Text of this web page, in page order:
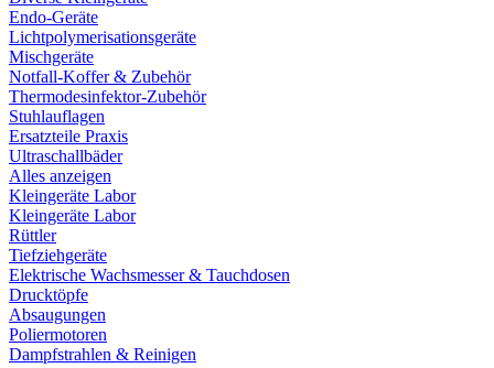
Endo-Geräte
Lichtpolymerisationsgeräte
Mischgeräte
Notfall-Koffer & Zubehör
Thermodesinfektor-Zubehör
Stuhlauflagen
Ersatzteile Praxis
Ultraschallbäder
Alles anzeigen
Kleingeräte Labor
Kleingeräte Labor
Rüttler
Tiefziehgeräte
Elektrische Wachsmesser & Tauchdosen
Drucktöpfe
Absaugungen
Poliermotoren
Dampfstrahlen & Reinigen